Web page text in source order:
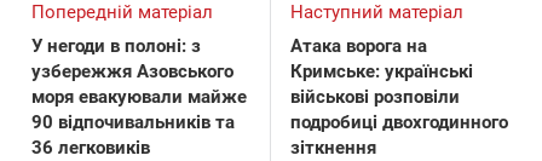
Попередній матеріал
У негоди в полоні: з
узбережжя Азовського
моря евакуювали майже
90 відпочивальників та
36 легковиків
Наступний матеріал
Атака ворога на
Кримське: українські
військові розповіли
подробиці двохгодинного
зіткнення